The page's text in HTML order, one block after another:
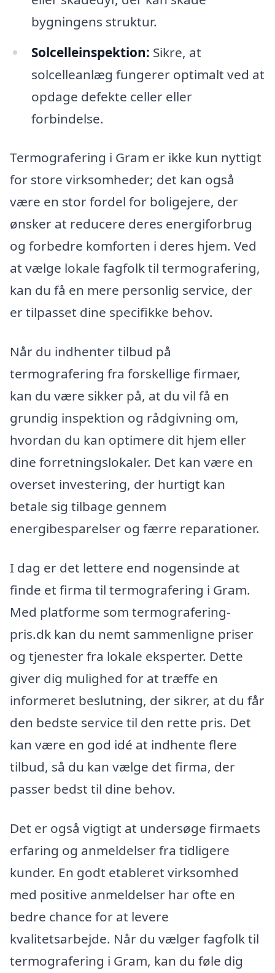
bygningens struktur.
Solcelleinspektion: Sikre, at
solcelleanlæg fungerer optimalt ved at
opdage defekte celler eller
forbindelse.
Termografering i Gram er ikke kun nyttigt
for store virksomheder; det kan også
være en stor fordel for boligejere, der
ønsker at reducere deres energiforbrug
og forbedre komforten i deres hjem. Ved
at vælge lokale fagfolk til termografering,
kan du få en mere personlig service, der
er tilpasset dine specifikke behov.
Når du indhenter tilbud på
termografering fra forskellige firmaer,
kan du være sikker på, at du vil få en
grundig inspektion og rådgivning om,
hvordan du kan optimere dit hjem eller
dine forretningslokaler. Det kan være en
overset investering, der hurtigt kan
betale sig tilbage gennem
energibesparelser og færre reparationer.
I dag er det lettere end nogensinde at
finde et firma til termografering i Gram.
Med platforme som termografering-
pris.dk kan du nemt sammenligne priser
og tjenester fra lokale eksperter. Dette
giver dig mulighed for at træffe en
informeret beslutning, der sikrer, at du får
den bedste service til den rette pris. Det
kan være en god idé at indhente flere
tilbud, så du kan vælge det firma, der
passer bedst til dine behov.
Det er også vigtigt at undersøge firmaets
erfaring og anmeldelser fra tidligere
kunder. En godt etableret virksomhed
med positive anmeldelser har ofte en
bedre chance for at levere
kvalitetsarbejde. Når du vælger fagfolk til
termografering i Gram, kan du føle dig